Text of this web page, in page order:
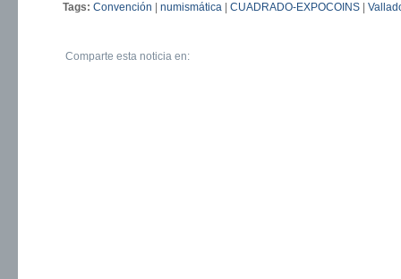
Tags: Convención numismática CUADRADO-EXPOCOINS
Comparte esta noticia en: